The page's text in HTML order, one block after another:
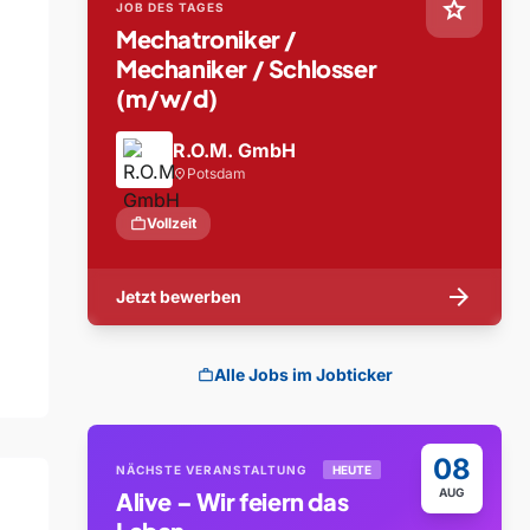
star
JOB DES TAGES
Mechatroniker /
Mechaniker / Schlosser
(m/w/d)
R.O.M. GmbH
location_on Potsdam
workVollzeit
Jetzt bewerben arrow_forward
workAlle Jobs im Jobticker
08
AUG
NÄCHSTE VERANSTALTUNG HEUTE
Alive – Wir feiern das